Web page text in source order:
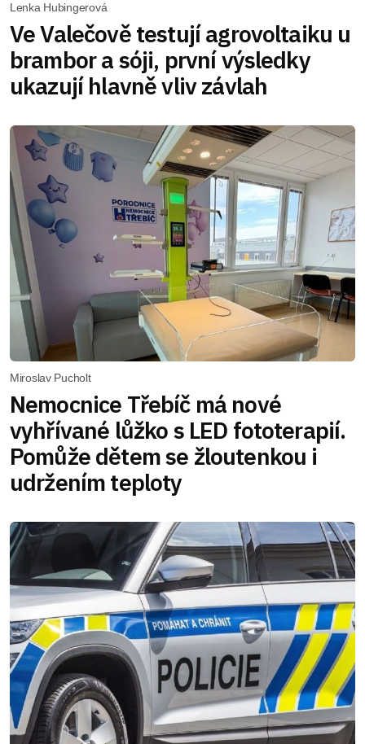
Lenka Hubingerová
Ve Valečově testují agrovoltaiku u
brambor a sóji, první výsledky
ukazují hlavně vliv závlah
Miroslav Pucholt
Nemocnice Třebíč má nové
vyhřívané lůžko s LED fototerapií.
Pomůže dětem se žloutenkou i
udržením teploty